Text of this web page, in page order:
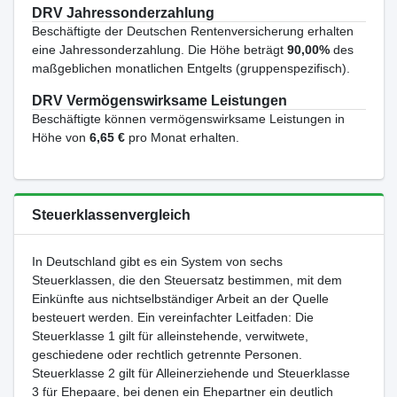
DRV Jahressonderzahlung
Beschäftigte der Deutschen Rentenversicherung erhalten
eine Jahressonderzahlung. Die Höhe beträgt 90,00%des
maßgeblichen monatlichen Entgelts (gruppenspezifisch).
DRV Vermögenswirksame Leistungen
Beschäftigte können vermögenswirksame Leistungen in
Höhe von 6,65 €pro Monat erhalten.
Steuerklassenvergleich
In Deutschland gibt es ein System von sechs
Steuerklassen, die den Steuersatz bestimmen, mit dem
Einkünfte aus nichtselbständiger Arbeit an der Quelle
besteuert werden. Ein vereinfachter Leitfaden: Die
Steuerklasse 1 gilt für alleinstehende, verwitwete,
geschiedene oder rechtlich getrennte Personen.
Steuerklasse 2 gilt für Alleinerziehende und Steuerklasse
3 für Ehepaare, bei denen ein Ehepartner ein deutlich